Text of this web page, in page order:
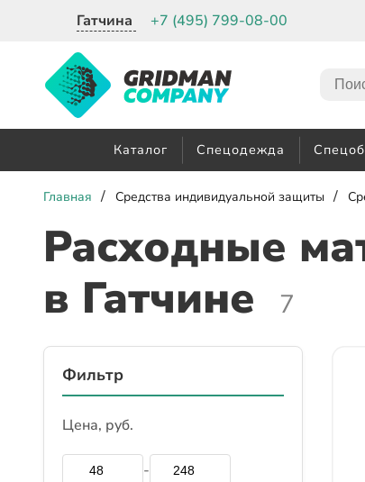
Гатчина +7 (495) 799-08-00
Каталог Спецодежда
Главная / Средства индивидуальной защиты /
Расходные
в Гатчине
7
Фильтр
Цена, руб.
-